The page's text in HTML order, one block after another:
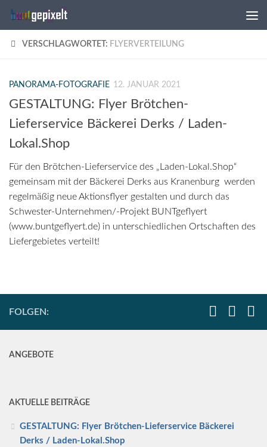
Zum Inhalt springen
VERSCHLAGWORTET: FLYERVERTEILUNG
PANORAMA-FOTOGRAFIE 12. JANUAR 2021
GESTALTUNG: Flyer Brötchen-
Lieferservice Bäckerei Derks / Laden-
Lokal.Shop
Für den Brötchen-Lieferservice des „Laden-Lokal.Shop“
gemeinsam mit der Bäckerei Derks aus Kranenburg werden
regelmäßig neue Aktionsflyer gestalten und durch das
Schwester-Unternehmen/-Projekt BUNTgeflyert
(www.buntgeflyert.de) in unterschiedlichen Ortschaften des
Liefergebietes verteilt!
FOLGEN:
ANGEBOTE
AKTUELLE BEITRÄGE
GESTALTUNG: Flyer Brötchen-Lieferservice Bäckerei
Derks / Laden-Lokal.Shop